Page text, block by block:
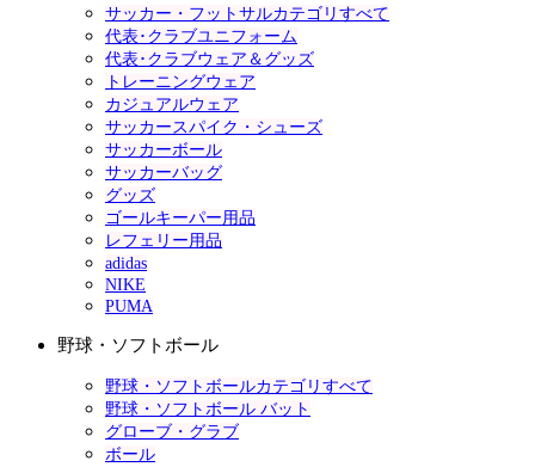
サッカー・フットサルカテゴリすべて
代表･クラブユニフォーム
代表･クラブウェア＆グッズ
トレーニングウェア
カジュアルウェア
サッカースパイク・シューズ
サッカーボール
サッカーバッグ
グッズ
ゴールキーパー用品
レフェリー用品
adidas
NIKE
PUMA
野球・ソフトボール
野球・ソフトボールカテゴリすべて
野球・ソフトボール バット
グローブ・グラブ
ボール